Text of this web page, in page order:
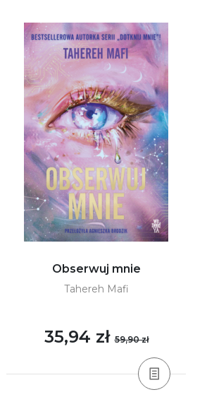
Obserwuj mnie
Tahereh Mafi
35,94 zł59,90 zł